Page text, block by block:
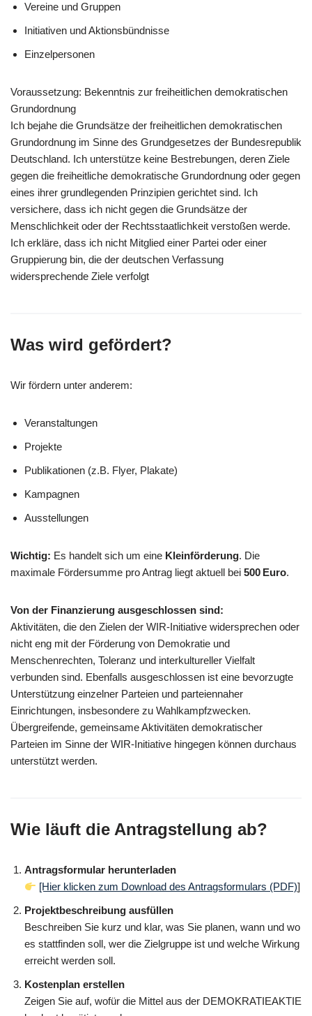
Vereine und Gruppen
Initiativen und Aktionsbündnisse
Einzelpersonen
Voraussetzung: Bekenntnis zur freiheitlichen demokratischen
Grundordnung
Ich bejahe die Grundsätze der freiheitlichen demokratischen
Grundordnung im Sinne des Grundgesetzes der Bundesrepublik
Deutschland. Ich unterstütze keine Bestrebungen, deren Ziele
gegen die freiheitliche demokratische Grundordnung oder gegen
eines ihrer grundlegenden Prinzipien gerichtet sind. Ich
versichere, dass ich nicht gegen die Grundsätze der
Menschlichkeit oder der Rechtsstaatlichkeit verstoßen werde.
Ich erkläre, dass ich nicht Mitglied einer Partei oder einer
Gruppierung bin, die der deutschen Verfassung
widersprechende Ziele verfolgt
Was wird gefördert?
Wir fördern unter anderem:
Veranstaltungen
Projekte
Publikationen (z.B. Flyer, Plakate)
Kampagnen
Ausstellungen
Wichtig: Es handelt sich um eine Kleinförderung. Die
maximale Fördersumme pro Antrag liegt aktuell bei 500 Euro.
Von der Finanzierung ausgeschlossen sind:
Aktivitäten, die den Zielen der WIR-Initiative widersprechen oder
nicht eng mit der Förderung von Demokratie und
Menschenrechten, Toleranz und interkultureller Vielfalt
verbunden sind. Ebenfalls ausgeschlossen ist eine bevorzugte
Unterstützung einzelner Parteien und parteiennaher
Einrichtungen, insbesondere zu Wahlkampfzwecken.
Übergreifende, gemeinsame Aktivitäten demokratischer
Parteien im Sinne der WIR-Initiative hingegen können durchaus
unterstützt werden.
Wie läuft die Antragstellung ab?
Antragsformular herunterladen
[Hier klicken zum Download des Antragsformulars (PDF)]
Projektbeschreibung ausfüllen
Beschreiben Sie kurz und klar, was Sie planen, wann und wo
es stattfinden soll, wer die Zielgruppe ist und welche Wirkung
erreicht werden soll.
Kostenplan erstellen
Zeigen Sie auf, wofür die Mittel aus der DEMOKRATIEAKTIE